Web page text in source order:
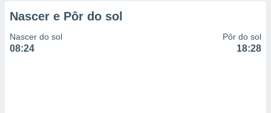
Nascer e Pôr do sol
Nascer do sol
08:24
Pôr do sol
18:28